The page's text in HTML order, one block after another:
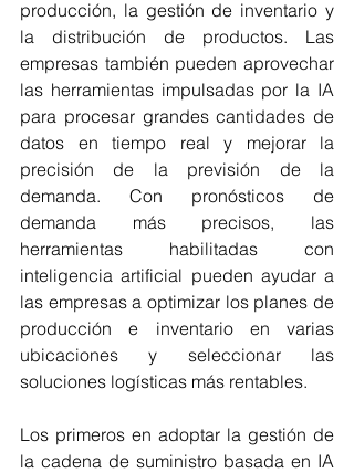
producción, la gestión de inventario y
la distribución de productos. Las
empresas también pueden aprovechar
las herramientas impulsadas por la IA
para procesar grandes cantidades de
datos en tiempo real y mejorar la
precisión de la previsión de la
demanda. Con pronósticos de
demanda más precisos, las
herramientas habilitadas con
inteligencia artificial pueden ayudar a
las empresas a optimizar los planes de
producción e inventario en varias
ubicaciones y seleccionar las
soluciones logísticas más rentables.
Los primeros en adoptar la gestión de
la cadena de suministro basada en IA